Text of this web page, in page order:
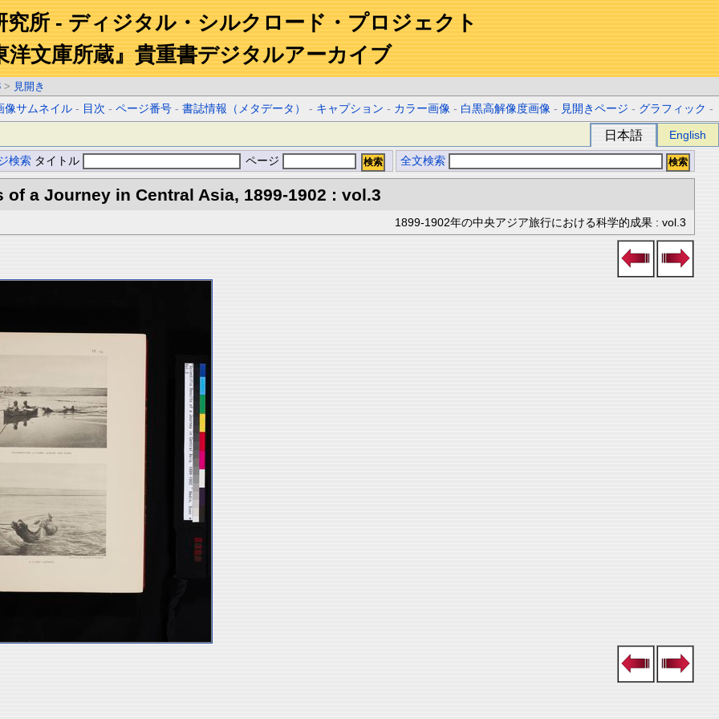
究所 - ディジタル・シルクロード・プロジェクト
洋文庫所蔵』貴重書デジタルアーカイブ
> 見開き
像サムネイル - 目次 -ページ番号 -書誌情報（メタデータ） - キャプション - カラー画像 - 白黒高解像度画像 - 見開きページ - グラフィック -
日本語 English
検索 タイトル ページ 全文検索
a Journey in Central Asia, 1899-1902 : vol.3
1899-1902年の中央アジア旅行における科学的成果 : vol.3